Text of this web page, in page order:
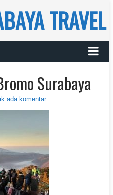
TRAVEL
Surabaya
ada komentar